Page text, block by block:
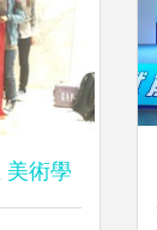
美術學